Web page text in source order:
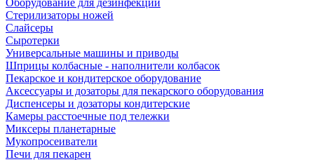
Оборудование для дезинфекции
Стерилизаторы ножей
Слайсеры
Сыротерки
Универсальные машины и приводы
Шприцы колбасные - наполнители колбасок
Пекарское и кондитерское оборудование
Аксессуары и дозаторы для пекарского оборудования
Диспенсеры и дозаторы кондитерские
Камеры расстоечные под тележки
Миксеры планетарные
Мукопросеиватели
Печи для пекарен